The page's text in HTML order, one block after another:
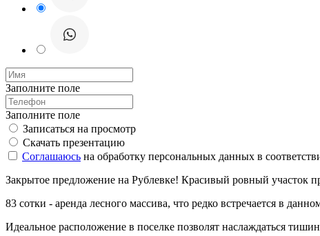
Заполните поле
Заполните поле
Записаться на просмотр
Скачать презентацию
Соглашаюсь на обработку персональных данных в
Закрытое предложение на Рублевке! Красивый ровный
83 сотки - аренда лесного массива, что редко встречается в
Идеальное расположение в поселке позволят наслаждаться